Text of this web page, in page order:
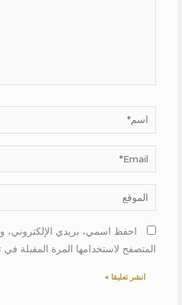
اسم*
Email*
الموقع
احفظ اسمي، بريدي الإلكتروني،
المتصفح لاستخدامها المرة المقبلة في